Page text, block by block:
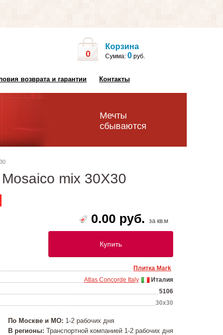
0
Корзина
Сумма: 0 руб.
возврата и гарантии Контакты
Мечты
сбываются
mix 30X30
0.00 руб. за кв.м
Купить
Плитка Mark
Италия
Atlas Concorde Italy
5106
30х30
По Москве и МО: 1-2 рабочих дня
В регионы: Транспортной компанией 1-2 рабочих дня